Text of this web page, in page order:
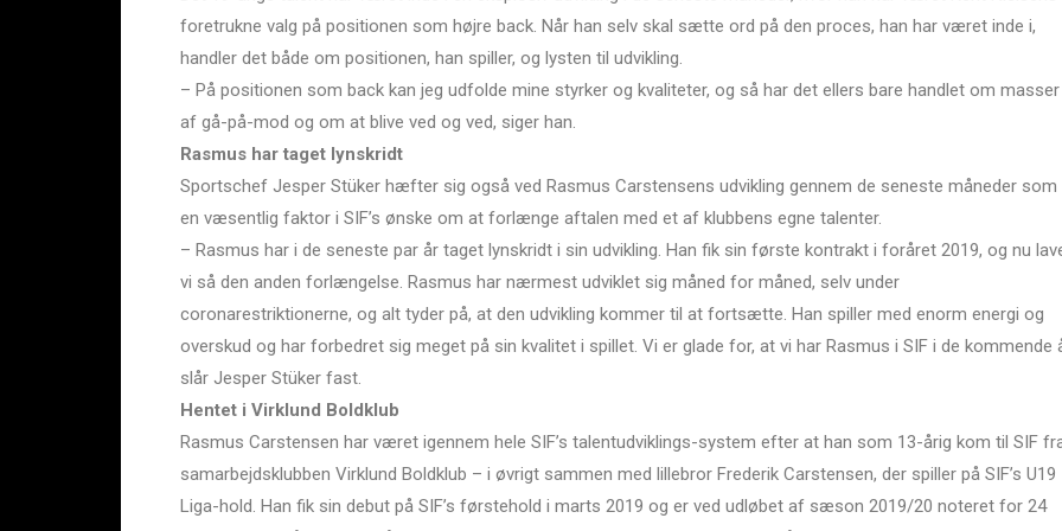
foretrukne valg på positionen som højre back. Når han selv skal sætte ord på den proces, han har været inde i,
handler det både om positionen, han spiller, og lysten til udvikling.
– På positionen som back kan jeg udfolde mine styrker og kvaliteter, og så har det ellers bare handlet om masser
af gå-på-mod og om at blive ved og ved, siger han.
Rasmus har taget lynskridt
Sportschef Jesper Stüker hæfter sig også ved Rasmus Carstensens udvikling gennem de seneste måneder som
en væsentlig faktor i SIF’s ønske om at forlænge aftalen med et af klubbens egne talenter.
– Rasmus har i de seneste par år taget lynskridt i sin udvikling. Han fik sin første kontrakt i foråret 2019, og nu
vi så den anden forlængelse. Rasmus har nærmest udviklet sig måned for måned, selv under
coronarestriktionerne, og alt tyder på, at den udvikling kommer til at fortsætte. Han spiller med enorm energi og
overskud og har forbedret sig meget på sin kvalitet i spillet. Vi er glade for, at vi har Rasmus i SIF i de kommende
slår Jesper Stüker fast.
Hentet i Virklund Boldklub
Rasmus Carstensen har været igennem hele SIF’s talentudviklings-system efter at han som 13-årig kom til SIF
samarbejdsklubben Virklund Boldklub – i øvrigt sammen med lillebror Frederik Carstensen, der spiller på SIF’s U19
Liga-hold. Han fik sin debut på SIF’s førstehold i marts 2019 og er ved udløbet af sæson 2019/20 noteret for 24